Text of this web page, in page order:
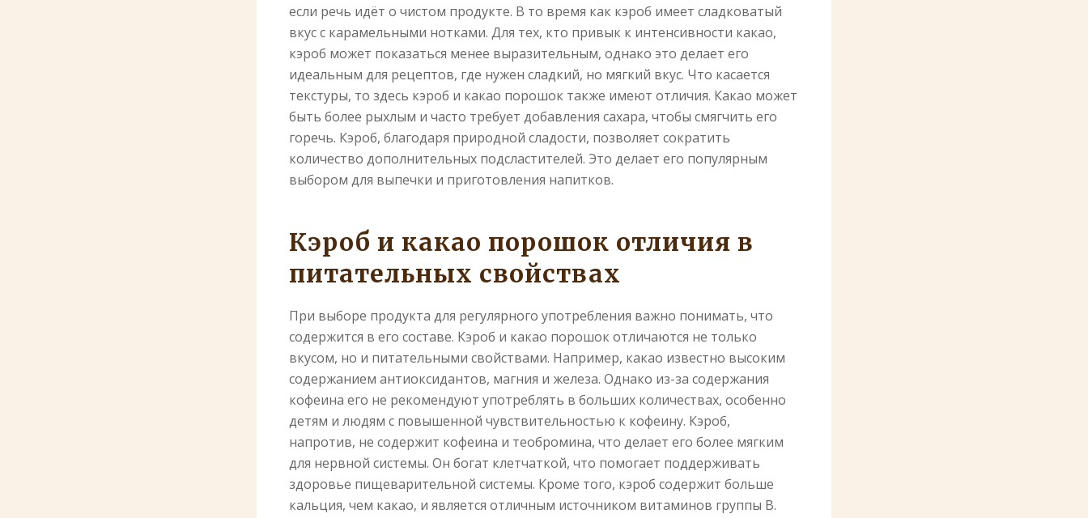
если речь идёт о чистом продукте. В то время как кэроб имеет сладковатый
вкус с карамельными нотками. Для тех, кто привык к интенсивности какао,
кэроб может показаться менее выразительным, однако это делает его
идеальным для рецептов, где нужен сладкий, но мягкий вкус. Что касается
текстуры, то здесь кэроб и какао порошок также имеют отличия. Какао может
быть более рыхлым и часто требует добавления сахара, чтобы смягчить его
горечь. Кэроб, благодаря природной сладости, позволяет сократить
количество дополнительных подсластителей. Это делает его популярным
выбором для выпечки и приготовления напитков.
Кэроб и какао порошок отличия в
питательных свойствах
При выборе продукта для регулярного употребления важно понимать, что
содержится в его составе. Кэроб и какао порошок отличаются не только
вкусом, но и питательными свойствами. Например, какао известно высоким
содержанием антиоксидантов, магния и железа. Однако из-за содержания
кофеина его не рекомендуют употреблять в больших количествах, особенно
детям и людям с повышенной чувствительностью к кофеину. Кэроб,
напротив, не содержит кофеина и теобромина, что делает его более мягким
для нервной системы. Он богат клетчаткой, что помогает поддерживать
здоровье пищеварительной системы. Кроме того, кэроб содержит больше
кальция, чем какао, и является отличным источником витаминов группы B.